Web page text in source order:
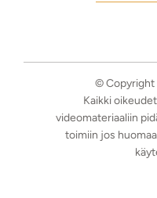
© Copyright
Kaikki
videomateriaaliin
toimiin jos